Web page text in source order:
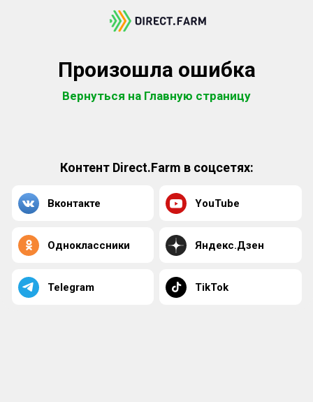
Произошла ошибка
Вернуться на Главную страницу
Контент Direct.Farm в соцсетях:
Вконтакте YouTube
Одноклассники Яндекс.Дзен
Telegram TikTok